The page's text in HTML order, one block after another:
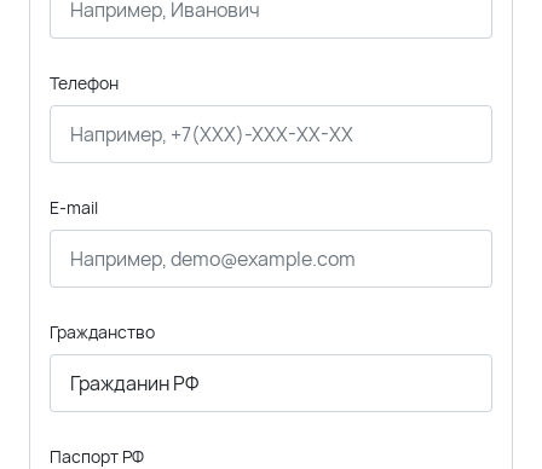
Телефон
E-mail
Гражданство
Паспорт РФ